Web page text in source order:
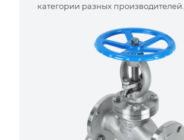
категории разных производителей.